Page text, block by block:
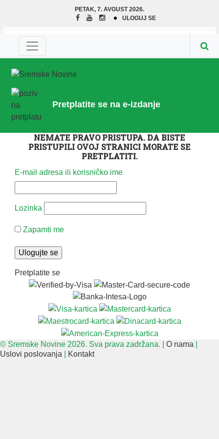
PETAK, 7. AVGUST 2026.
ULOGUJ SE
Pretplatite se na e-izdanje
NEMATE PRAVO PRISTUPA. DA BISTE
PRISTUPILI OVOJ STRANICI MORATE SE
PRETPLATITI.
E-mail adresa ili korisničko ime
Lozinka
Zapamti me
Pretplatite se
© Sremske Novine 2026. Sva prava zadržana. | O nama
Uslovi poslovanja
Kontakt